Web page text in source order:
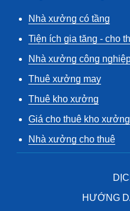
Nhà xưởng có tầng
Tiện ích gia tăng - cho
Nhà xưởng công
Thuê xưởng may
Thuê kho xưởng
Giá cho thuê kho xưởng
Nhà xưởng cho thuê
HƯỚNG